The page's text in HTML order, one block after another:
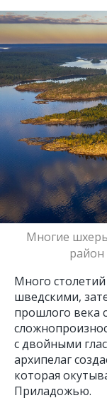
Многие
Много
шведскими,
прошлого века
с двойными
архипелаг
которая
Приладожью.